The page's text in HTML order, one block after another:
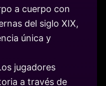
a cuerpo con
del siglo XIX,
única y
jugadores
a través de